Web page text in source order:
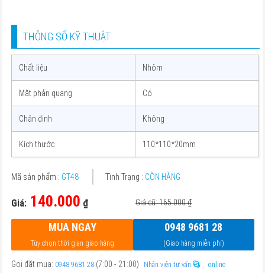
THÔNG SỐ KỸ THUẬT
Chất liệu Nhôm
Mặt phản quang Có
Chân đinh Không
Kích thước 110*110*20mm
Mã sản phẩm : GT48 Tình Trạng : CÒN HÀNG
Giá: 140.000 ₫ Giá cũ: 165.000₫
MUA NGAY
Tùy chọn thời gian giao hàng
0948 9681 28
(Giao hàng miễn phí)
Gọi đặt mua: 0948 9681 28 (7:00 - 21:00) Nhân viên tư vấn online